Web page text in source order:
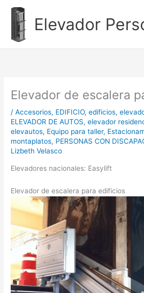
contenido
Elevador
Elevador de escalera
/Accesorios, EDIFICIO,edificios,
ELEVADOR DE AUTOS,elevador
elevautos, Equipo para taller,
montaplatos, PERSONAS CON
Lizbeth Velasco
Elevadores nacionales: Easylift
Elevador de escalera para edificios